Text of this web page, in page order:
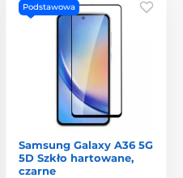
Podstawowa
Samsung Galaxy A36 5G
5D Szkło hartowane,
czarne